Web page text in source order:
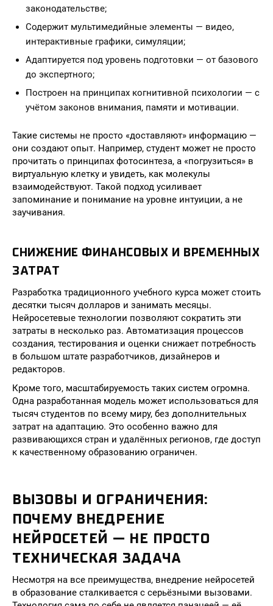
законодательстве;
Содержит мультимедийные элементы — видео,
интерактивные графики, симуляции;
Адаптируется под уровень подготовки — от базового
до экспертного;
Построен на принципах когнитивной психологии — с
учётом законов внимания, памяти и мотивации.
Такие системы не просто «доставляют» информацию —
они создают опыт. Например, студент может не просто
прочитать о принципах фотосинтеза, а «погрузиться» в
виртуальную клетку и увидеть, как молекулы
взаимодействуют. Такой подход усиливает
запоминание и понимание на уровне интуиции, а не
заучивания.
СНИЖЕНИЕ ФИНАНСОВЫХ И ВРЕМЕННЫХ
ЗАТРАТ
Разработка традиционного учебного курса может стоить
десятки тысяч долларов и занимать месяцы.
Нейросетевые технологии позволяют сократить эти
затраты в несколько раз. Автоматизация процессов
создания, тестирования и оценки снижает потребность
в большом штате разработчиков, дизайнеров и
редакторов.
Кроме того, масштабируемость таких систем огромна.
Одна разработанная модель может использоваться для
тысяч студентов по всему миру, без дополнительных
затрат на адаптацию. Это особенно важно для
развивающихся стран и удалённых регионов, где доступ
к качественному образованию ограничен.
ВЫЗОВЫ И ОГРАНИЧЕНИЯ:
ПОЧЕМУ ВНЕДРЕНИЕ
НЕЙРОСЕТЕЙ — НЕ ПРОСТО
ТЕХНИЧЕСКАЯ ЗАДАЧА
Несмотря на все преимущества, внедрение нейросетей
в образование сталкивается с серьёзными вызовами.